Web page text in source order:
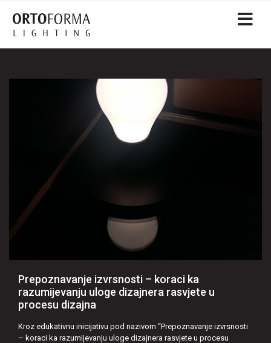
Prepoznavanje izvrsnosti – koraci ka
razumijevanju uloge dizajnera rasvjete u
procesu dizajna
Kroz edukativnu inicijativu pod nazivom “Prepoznavanje izvrsnosti
– koraci ka razumijevanju uloge dizajnera rasvjete u procesu